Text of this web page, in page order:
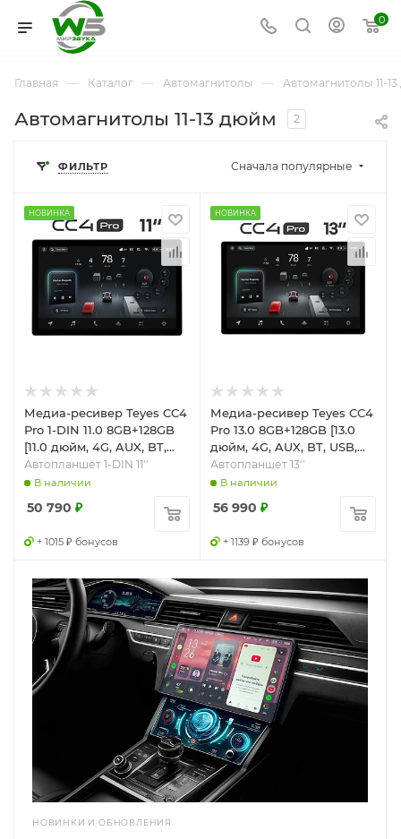
0
Главная — Каталог — Автомагнитолы — Автомагнитолы 11-
Автомагнитолы 11-13 дюйм 2
ФИЛЬТР Сначала популярные
НОВИНКА
Медиа-ресивер Teyes CC4
Pro 1-DIN 11.0 8GB+128GB
[11.0 дюйм, 4G, AUX, BT,
USB, Wi-Fi]
Автопланшет 1-DIN 11''
В наличии
50 790 ₽
+ 1015 ₽ бонусов
НОВИНКА
Медиа-ресивер Teyes CC4
Pro 13.0 8GB+128GB [13.0
дюйм, 4G, AUX, BT, USB,
Wi-Fi]
Автопланшет 13''
В наличии
56 990 ₽
+ 1139 ₽ бонусов
НОВИНКИ И ОБНОВЛЕНИЯ